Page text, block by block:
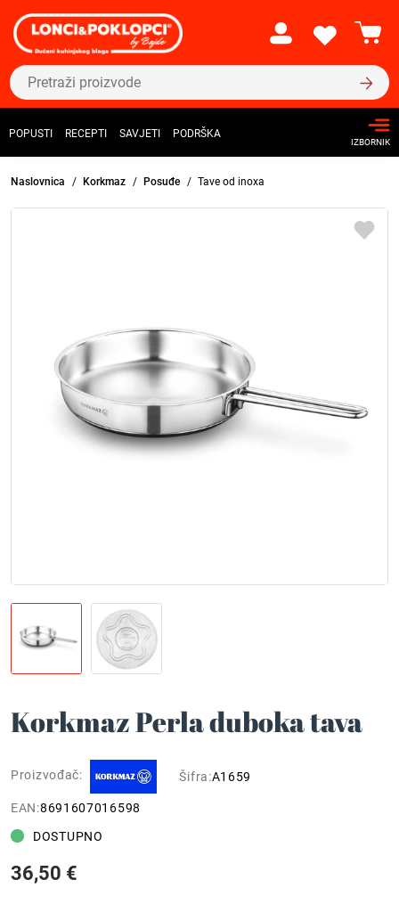
POPUSTI RECEPTI SAVJETI PODRŠKA
IZBORNIK
Naslovnica Korkmaz Posuđe Tave od inoxa
Korkmaz Perla duboka tava
Proizvođač: Šifra:A1659
EAN:8691607016598
DOSTUPNO
36,50 €